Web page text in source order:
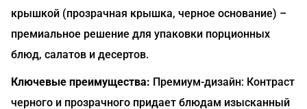
крышкой (прозрачная крышка, черное основание) –
премиальное решение для упаковки порционных
блюд, салатов и десертов.
Ключевые преимущества: Премиум-дизайн: Контраст
черного и прозрачного придает блюдам изысканный